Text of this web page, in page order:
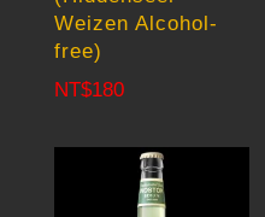
Weizen Alcohol-
free)
NT$180